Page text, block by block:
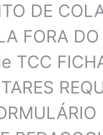
DE
FORA
TCC